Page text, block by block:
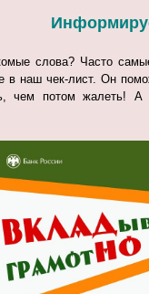
слова? Часто
в наш чек-лист. Он
чем потом жалеть! А